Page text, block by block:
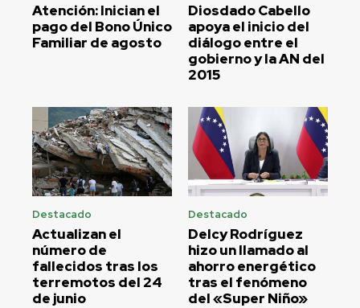
Atención: Inician el
pago del Bono Único
Familiar de agosto
Diosdado Cabello
apoya el inicio del
diálogo entre el
gobierno y la AN del
2015
Destacado
Actualizan el
número de
fallecidos tras los
terremotos del 24
de junio
Destacado
Delcy Rodríguez
hizo un llamado al
ahorro energético
tras el fenómeno
del «Super Niño»